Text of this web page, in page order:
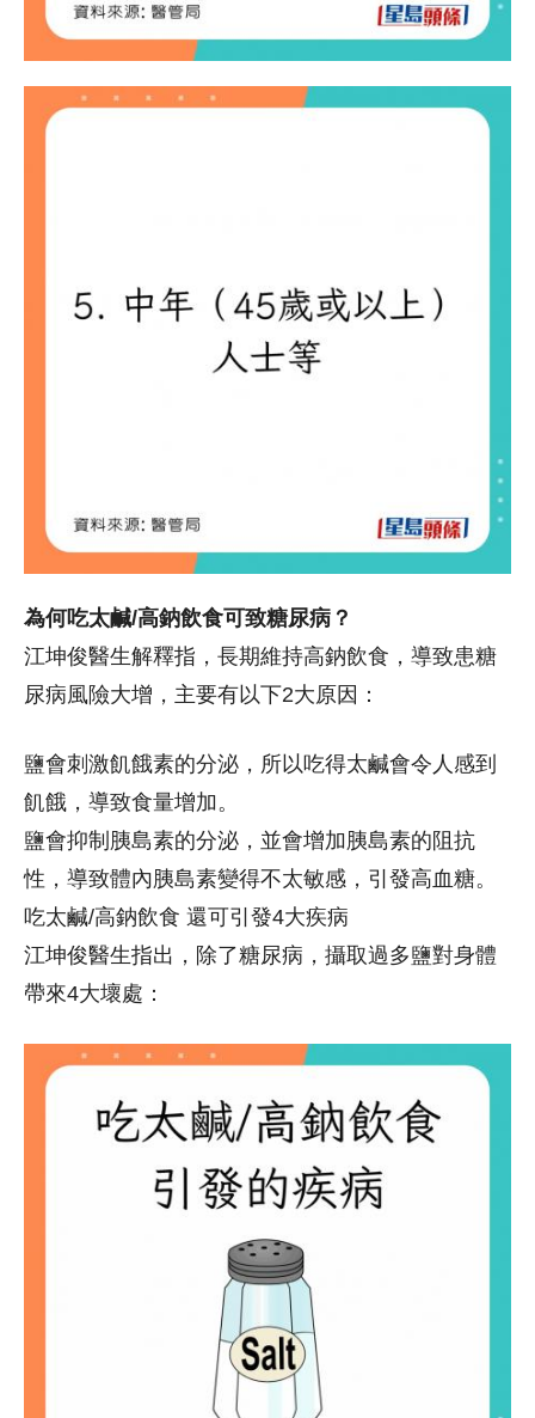
為何吃太鹹/高鈉飲食可致糖尿病？
江坤俊醫生解釋指，長期維持高鈉飲食，導致患糖
尿病風險大增，主要有以下2大原因：
鹽會刺激飢餓素的分泌，所以吃得太鹹會令人感到
飢餓，導致食量增加。
鹽會抑制胰島素的分泌，並會增加胰島素的阻抗
性，導致體內胰島素變得不太敏感，引發高血糖。
吃太鹹/高鈉飲食 還可引發4大疾病
江坤俊醫生指出，除了糖尿病，攝取過多鹽對身體
帶來4大壞處：